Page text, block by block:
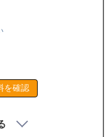
を確認